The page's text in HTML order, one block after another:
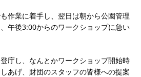
作業に着手し、翌日は朝から公園管理
午後3:00からのワークショップに急い
庁し、なんとかワークショップ開始時
あげ、財団のスタッフの皆様への提案